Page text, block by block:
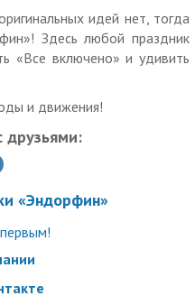
купонов
только один раз
+7 (921) 904-94-11 или
электронный купон на
спецпредложениями
94-11
идей нет, тогда
Здесь любой праздник
«Все включено» и удивить
и движения!
друзьями:
«Эндорфин»